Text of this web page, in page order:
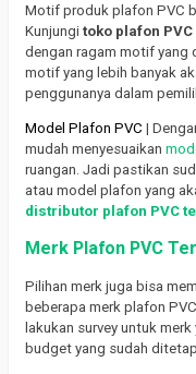
Motif produk plafon PVC
Kunjungi toko plafon PVC
dengan ragam motif yang
motif yang lebih banyak
penggunanya dalam
Model Plafon PVC |
mudah menyesuaikan
ruangan. Jadi pastikan
atau model plafon yang
distributor plafon PVC
Merk Plafon PVC
Pilihan merk juga bisa
beberapa merk plafon
lakukan survey untuk
budget yang sudah